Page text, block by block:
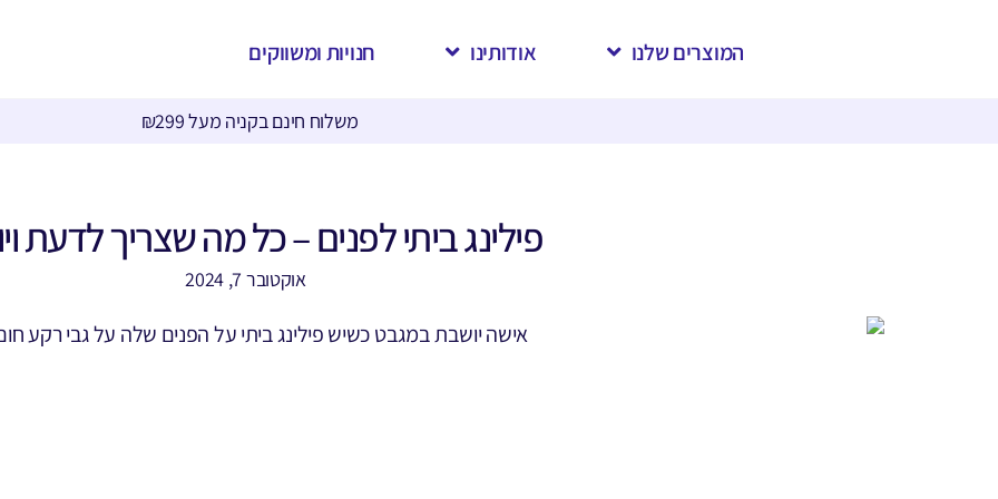
המוצרים שלנו אודותינו חנויות ומשווקים
משלוח חינם בקניה מעל ₪299
פילינג ביתי לפנים – כל מה שצריך לדעת
אוקטובר 7, 2024